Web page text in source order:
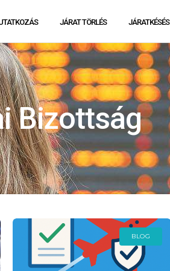
JÁRAT TÖRLÉS JÁRATKÉSÉS
Bizottság
BLOG